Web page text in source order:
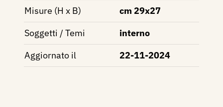
Misure (H x B)
cm 29x27
Soggetti / Temi
interno
Aggiornato il
22-11-2024